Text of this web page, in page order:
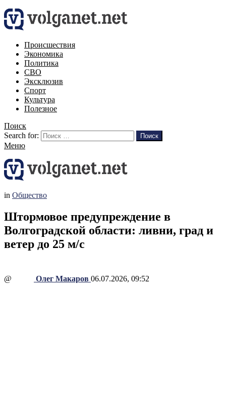
Происшествия
Экономика
Политика
СВО
Эксклюзив
Спорт
Культура
Полезное
Поиск
Search for:
Поиск
Меню
in Общество
Штормовое предупреждение в
Волгоградской области: ливни, град и
ветер до 25 м/с
@ Олег Макаров 06.07.2026, 09:52